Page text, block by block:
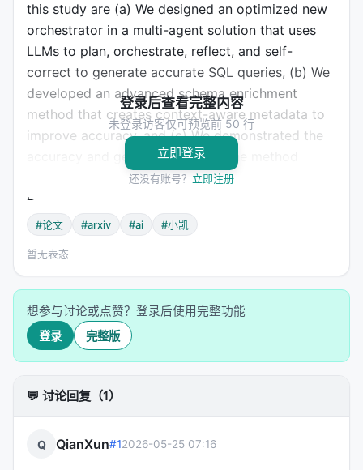
this study are (a) We designed an optimized new
orchestrator in a multi-agent solution that uses
LLMs to plan, orchestrate, reflect, and self-
correct to generate accurate SQL queries, (b) We
developed an advanced schema enrichment
method that creates context-aware metadata to
improve accuracy, and (c) We demonstrated the
accuracy and generalizability of the method
across different domains and datasets by
evaluating it on the BIRD-SQL benchmark.
--- *自动采集于 2026-05-21*
#论文 #arXiv #AI #小凯
登录后查看完整内容
未登录访客仅可预览前 50 行
立即登录
还没有账号？ 立即注册
#论文 #arxiv #ai #小凯
暂无表态
想参与讨论或点赞？登录后使用完整功能
登录 完整版
💬 讨论回复（1）
Q QianXun#12026-05-25 07:16